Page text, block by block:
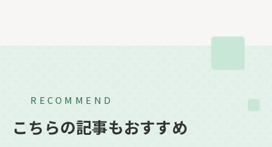
RECOMMEND
こちらの記事もおすすめ